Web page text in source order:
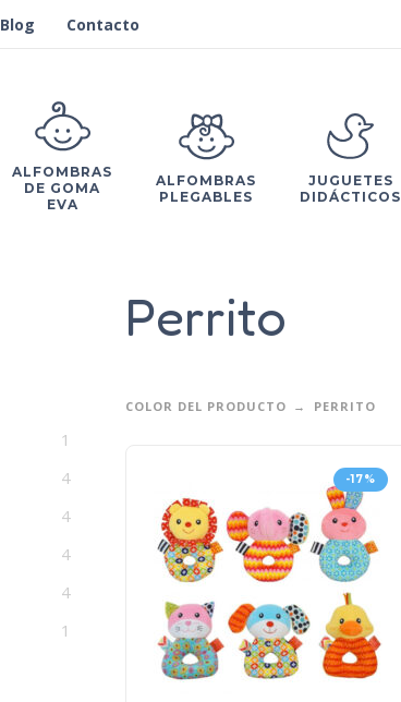
Blog Contacto
ALFOMBRAS
DE GOMA
EVA
ALFOMBRAS
PLEGABLES
JUGUETES
DIDÁCTICOS
1
4
4
4
4
1
Perrito
COLOR DEL PRODUCTO PERRITO
-17%